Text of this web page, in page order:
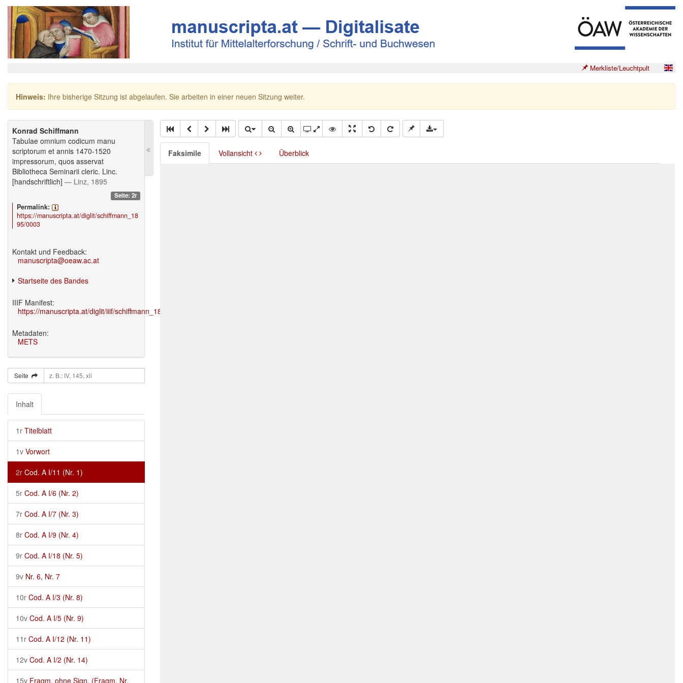
Merkliste/Leuchtpult
Hinweis: Ihre bisherige Sitzung ist abgelaufen. Sie arbeiten in einer neuen Sitzung weiter.
Konrad Schiffmann
Tabulae omnium codicum manu
scriptorum et annis 1470-1520
impressorum, quos asservat
Bibliotheca Seminarii cleric. Linc.
[handschriftlich] — Linz, 1895
Seite: 2r
Permalink:
https://manuscripta.at/diglit/schiffmann_18
95/0003
Kontakt und Feedback:
manuscripta@oeaw.ac.at
Startseite des Bandes
IIIF Manifest:
https://manuscripta.at/diglit/iiif/schiffmann_1895/manifest.json
Metadaten:
METS
Seite
Inhalt
1r Titelblatt
1v Vorwort
2r Cod. A I/11 (Nr. 1)
5r Cod. A I/6 (Nr. 2)
7r Cod. A I/7 (Nr. 3)
8r Cod. A I/9 (Nr. 4)
9r Cod. A I/18 (Nr. 5)
9v Nr. 6, Nr. 7
10r Cod. A I/3 (Nr. 8)
10v Cod. A I/5 (Nr. 9)
11r Cod. A I/12 (Nr. 11)
12v Cod. A I/2 (Nr. 14)
15v Fragm. ohne Sign. (Fragm. Nr.
Faksimile Vollansicht Überblick